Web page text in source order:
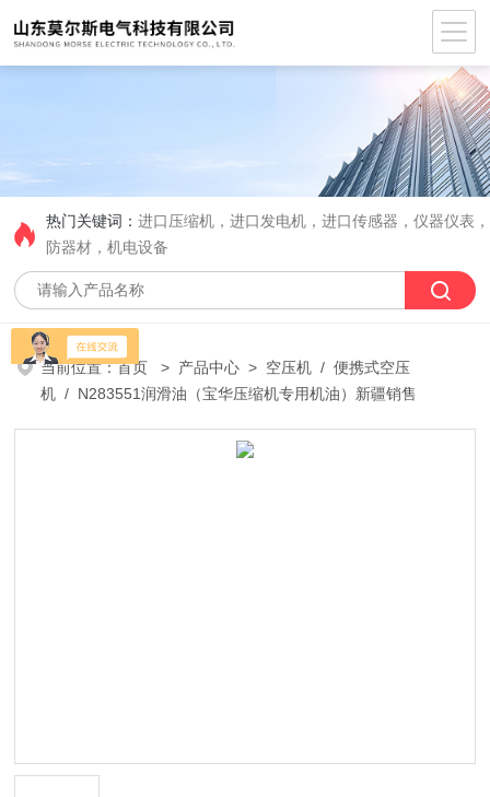
热门关键词：进口压缩机，进口发电机，进口传感器，仪器仪表
防器材，机电设备
当前位置：首页 > 产品中心 > 空压机 /便携式空压
机 / N283551润滑油（宝华压缩机专用机油）新疆销售